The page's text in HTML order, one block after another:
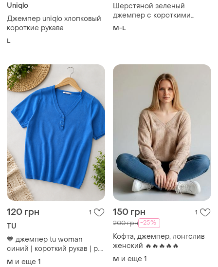
Uniqlo
Джемпер uniqlo хлопковый
короткие рукава
L
Шерстяной зеленый
джемпер с короткими
рукавами.
M-L
120 грн 1
TU
💙 джемпер tu woman
синий | короткий рукав | р.
48–50
M и еще 1
150 грн 1
200 грн -25%
Кофта, джемпер, лонгслив
женский 🔥🔥🔥🔥🔥
M и еще 1